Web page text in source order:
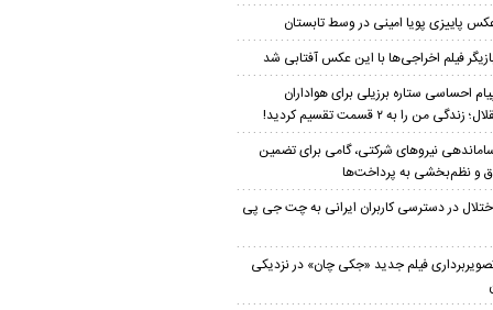
پاییزی پویا امینی در وسط تابستان
فیلم اخراجی‌ها با این عکس آفتابی شد
احساسی ستاره برزیلی برای هواداران
زندگی من را به ۲ قسمت تقسیم کردید!
نیروهای شرکتی، گامی برای تضمین
و نظم‌بخشی به پرداخت‌ها
در دسترسی کاربران ایرانی به چت جی پی
فیلم جدید «جکی چان» در نزدیکی